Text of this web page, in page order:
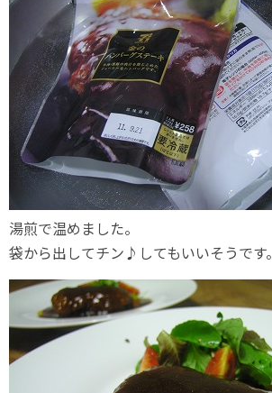
湯煎で温めました。
袋から出してチン♪してもいいそうです。